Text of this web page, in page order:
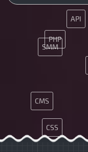
API
PHP
SMM
CMS
CSS